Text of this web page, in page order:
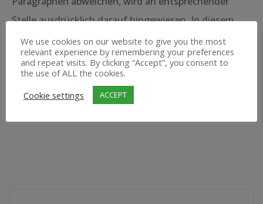
Stelle ausdrücklich darauf hingewiesen. In diesem
Falle gelten im jeweiligen Einzelfall die besonderen
Nutzungsbedingungen.
Impressum Generator von JuraForum.de
We use cookies on our website to give you the most
relevant experience by remembering your preferences
and repeat visits. By clicking “Accept”, you consent to
the use of ALL the cookies.
Cookie settings
ACCEPT